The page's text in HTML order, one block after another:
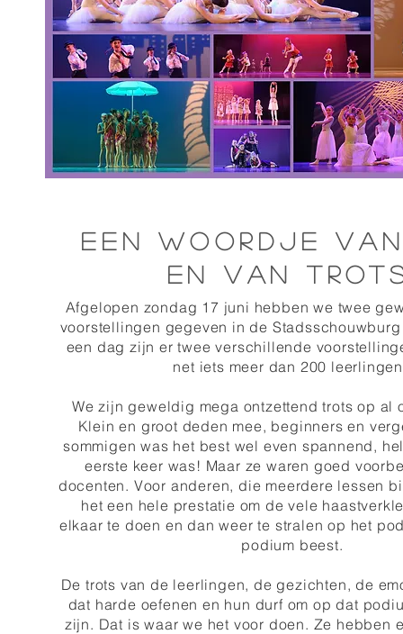
Een woordje
en van
Afgelopen zondag 17 juni hebben we twee
voorstellingen gegeven in de
een dag zijn er twee verschillende
net iets meer dan 200
We zijn geweldig mega ontzettend trots op al
Klein en groot deden mee, beginners en
sommigen was het best wel even spannend,
eerste keer was! Maar ze waren goed
docenten. Voor anderen, die meerdere lessen
het een hele prestatie om de vele
elkaar te doen en dan weer te stralen op het
podium beest.
De trots van de leerlingen, de gezichten, de
dat harde oefenen en hun durf om op dat
zijn. Dat is waar we het voor doen. Ze hebben